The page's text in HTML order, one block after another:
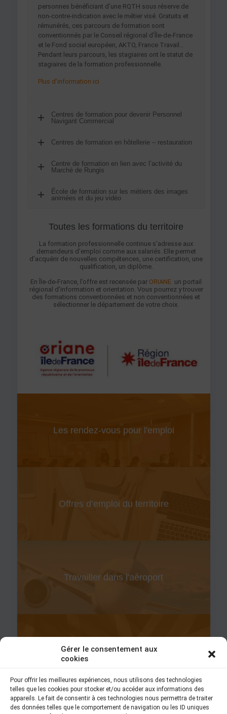
Gérer le consentement aux
cookies
Pour offrir les meilleures expériences, nous utilisons des technologies
telles que les cookies pour stocker et/ou accéder aux informations des
appareils. Le fait de consentir à ces technologies nous permettra de traiter
des données telles que le comportement de navigation ou les ID uniques
personnes bénéficiant d’une RQTH sous réserve de
non-contre-indication avec le métier visé. Gratuits et
rémunérés, ces parcours de formation sont
conventionnés par le Conseil régional d’Île-de-France
et le Fond social européen, AKTO, France Travail…
Pendant leurs parcours, les stagiaires ont le statut de
stagiaires de la formation professionnelle.
Plus d’information ici
Centres de formation pour devenir Personnel
Navigant Commercial
Centres de formation en hôtellerie – restauration
Centre de formation en lien avec l’activité du
Marché de Rungis
École de formation sur les métiers des images
animées et du jeu vidéo
Toutes les formations du territoire
La formation professionnelle continue s’adresse aux
demandeurs d’emploi comme aux salariés. Elle permet
d’acquérir de nouvelles compétences, une certification, une
qualification, un diplôme.
En Île-de-France, l’offre est recensée par ORIANE un portail
régional d’information et orientation. Vous pourrez y trouver
des formations conventionnées et non conventionnées et
sélectionner le département de votre choix.
Les rendez-vous pour l'emploi
Offres d’emploi du territoire
Travailler dans l'aéroport
Vous maitrisez l'anglais